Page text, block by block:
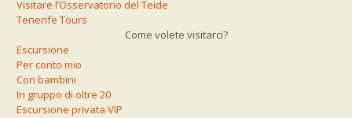
Visitare l’Osservatorio del Teide
Tenerife Tours
Come volete visitarci?
Escursione
Per conto mio
Con bambini
In gruppo di oltre 20
Escursione privata VIP